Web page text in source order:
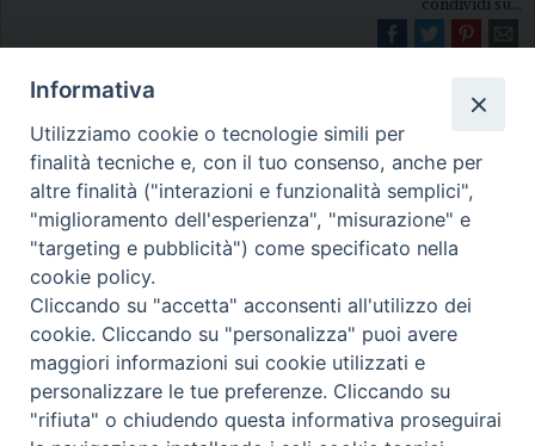
condividi su...
Diocesi di Melfi Rapolla Venosa
• Largo Duomo, 12 - 85025 MELFI (PZ) •
Tel. 0972238604
PEC ufficiale della Diocesi:
diocesi.melfi_rapolla_venosa@legalmail.it
Informativa
Utilizziamo cookie o tecnologie simili per
finalità tecniche e, con il tuo consenso, anche per
altre finalità ("interazioni e funzionalità semplici",
"miglioramento dell'esperienza", "misurazione" e
"targeting e pubblicità") come specificato nella
cookie policy.
Cliccando su "accetta" acconsenti all'utilizzo dei
cookie. Cliccando su "personalizza" puoi avere
maggiori informazioni sui cookie utilizzati e
personalizzare le tue preferenze. Cliccando su
"rifiuta" o chiudendo questa informativa proseguirai